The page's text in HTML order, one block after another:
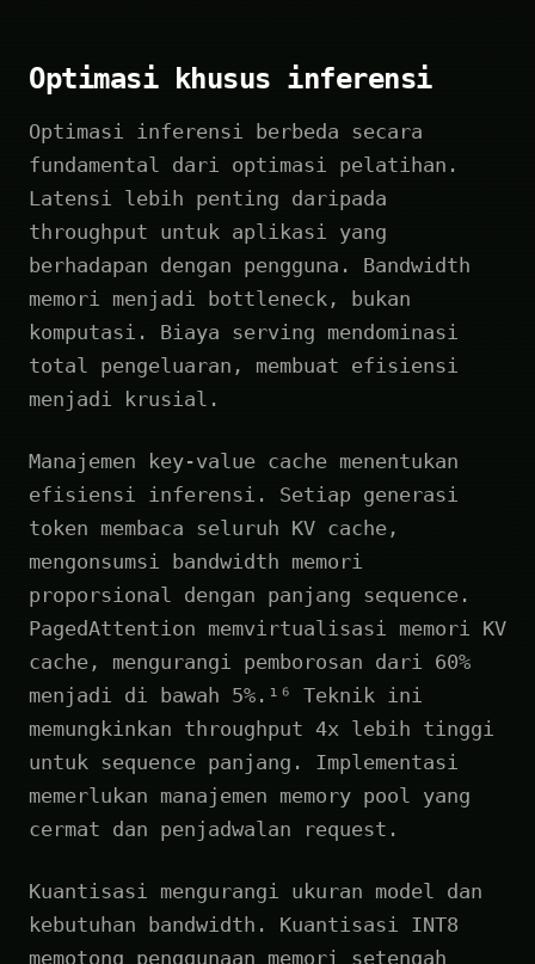
Optimasi khusus inferensi
Optimasi inferensi berbeda secara
fundamental dari optimasi pelatihan.
Latensi lebih penting daripada
throughput untuk aplikasi yang
berhadapan dengan pengguna. Bandwidth
memori menjadi bottleneck, bukan
komputasi. Biaya serving mendominasi
total pengeluaran, membuat efisiensi
menjadi krusial.
Manajemen key-value cache menentukan
efisiensi inferensi. Setiap generasi
token membaca seluruh KV cache,
mengonsumsi bandwidth memori
proporsional dengan panjang sequence.
PagedAttention memvirtualisasi memori KV
cache, mengurangi pemborosan dari 60%
menjadi di bawah 5%.¹⁶ Teknik ini
memungkinkan throughput 4x lebih tinggi
untuk sequence panjang. Implementasi
memerlukan manajemen memory pool yang
cermat dan penjadwalan request.
Kuantisasi mengurangi ukuran model dan
kebutuhan bandwidth. Kuantisasi INT8
memotong penggunaan memori setengah